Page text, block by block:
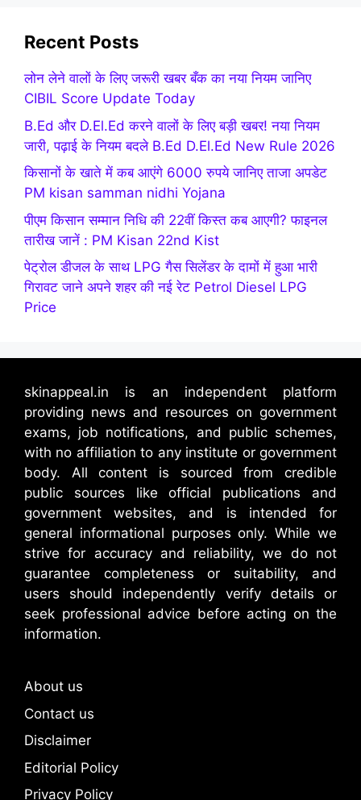
Recent Posts
लोन लेने वालों के लिए जरूरी खबर बँक का नया नियम जानिए
CIBIL Score Update Today
B.Ed और D.El.Ed करने वालों के लिए बड़ी खबर! नया नियम
जारी, पढ़ाई के नियम बदले B.Ed D.El.Ed New Rule 2026
किसानों के खाते में कब आएंगे 6000 रुपये जानिए ताजा अपडेट
PM kisan samman nidhi Yojana
पीएम किसान सम्मान निधि की 22वीं किस्त कब आएगी? फाइनल
तारीख जानें : PM Kisan 22nd Kist
पेट्रोल डीजल के साथ LPG गैस सिलेंडर के दामों में हुआ भारी
गिरावट जाने अपने शहर की नई रेट Petrol Diesel LPG
Price
skinappeal.in is an independent platform
providing news and resources on government
exams, job notifications, and public schemes,
with no affiliation to any institute or government
body. All content is sourced from credible
public sources like official publications and
government websites, and is intended for
general informational purposes only. While we
strive for accuracy and reliability, we do not
guarantee completeness or suitability, and
users should independently verify details or
seek professional advice before acting on the
information.
About us
Contact us
Disclaimer
Editorial Policy
Privacy Policy